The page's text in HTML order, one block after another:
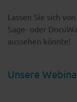
Lassen Sie sich
Sage- oder
aussehen könnte!
Unsere